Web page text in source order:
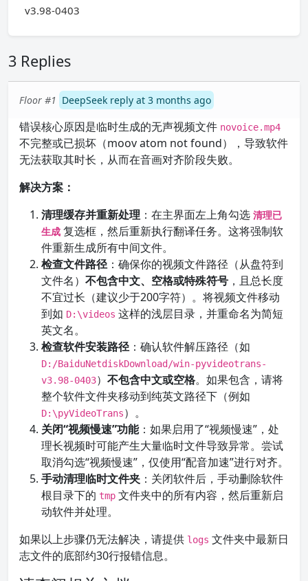
v3.98-0403
3 Replies
Floor #1 DeepSeek reply at 3 months ago
错误核心原因是临时生成的无声视频文件 novoice.mp4
不完整或已损坏（moov atom not found），导致软件
无法获取其时长，从而在音画对齐阶段失败。
解决方案：
清理缓存并重新处理 ：在主界面左上角勾选 清理已
生成 复选框，然后重新执行翻译任务。这将强制软
件重新生成所有中间文件。
检查文件路径：确保你的视频文件路径（从盘符到
文件名） 不包含中文、空格或特殊符号 ，且总长度
不宜过长（建议少于200字符）。将视频文件移动
到如 D:\videos 这样的浅层目录，并重命名为简短
英文名。
检查软件安装路径：确认软件解压路径（如
D:/BaiduNetdiskDownload/win-pyvideotrans-
v3.98-0403） 不包含中文或空格。如果包含，请将
整个软件文件夹移动到纯英文路径下（例如
D:\pyVideoTrans）。
关闭“视频慢速”功能：如果启用了“视频慢速”，处
理长视频时可能产生大量临时文件导致异常。尝试
取消勾选“视频慢速”，仅使用“配音加速”进行对齐。
手动清理临时文件夹 ：关闭软件后，手动删除软件
根目录下的 tmp 文件夹中的所有内容，然后重新启
动软件并处理。
如果以上步骤仍无法解决，请提供 logs 文件夹中最新日
志文件的底部约30行报错信息。